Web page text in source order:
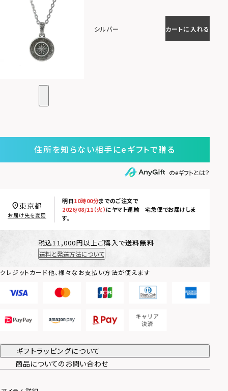
シルバー カートに入れる
住所を知らない相手にeギフトで贈る
のeギフトとは？
明日10時00分までのご注文で
2026/08/11（火）にヤマト運輸 宅急便でお届けしま
す。
東京都
お届け先を変更
税込11,000円以上ご購入で送料無料
送料と発送方法について
クレジットカード他、様々なお支払い方法が使えます
ギフトラッピングについて
商品についてのお問い合わせ